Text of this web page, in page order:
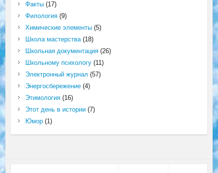
Факты(17)
Филология(9)
Химические элементы(5)
Школа мастерства(18)
Школьная документация(26)
Школьному психологу(11)
Электронный журнал (57)
Энергосбережение(4)
Этимология(16)
Этот день в истории(7)
Юмор(1)